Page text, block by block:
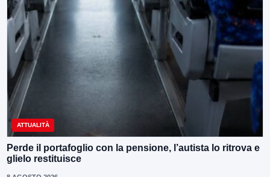
ATTUALITÀ
Perde il portafoglio con la pensione, l’autista lo ritrova e
glielo restituisce